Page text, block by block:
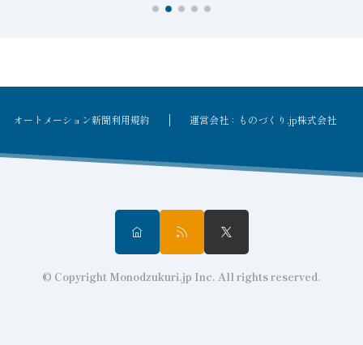
オートメーション新聞利用規約 運営会社：ものづくり.jp株式会社
© Copyright Monodzukuri.jp Inc. All rights reserved.